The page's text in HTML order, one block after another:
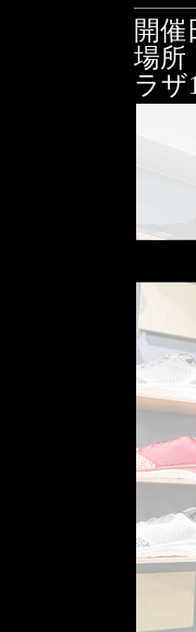
開催
場所
ラザ